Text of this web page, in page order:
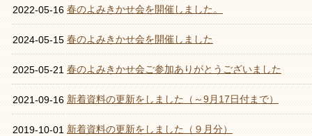
2022-05-16 春のよみきかせ会を開催しました。
2024-05-15 春のよみきかせ会を開催しました
2025-05-21 春のよみきかせ会ご参加ありがとうございました
2021-09-16 新着資料の更新をしました（～9月17日付まで）
2019-10-01 新着資料の更新をしました（９月分）